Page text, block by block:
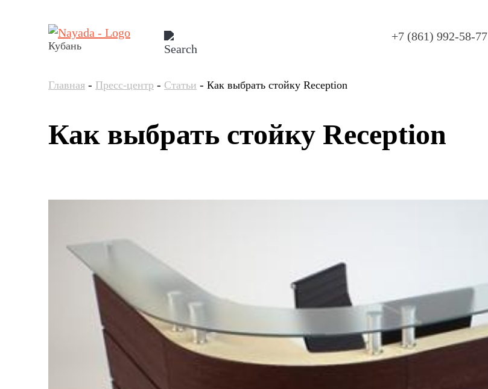
Кубань
+7 (861) 992-58-77
Главная - Пресс-центр - Статьи - Как выбрать стойку Reception
Как выбрать стойку Reception